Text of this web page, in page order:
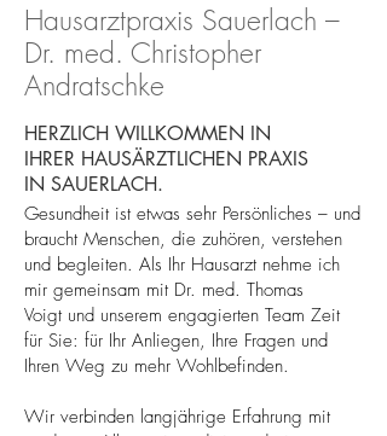
Hausarztpraxis Sauerlach –
Dr. med. Christopher
Andratschke
HERZLICH WILLKOMMEN IN
IHRER HAUSÄRZTLICHEN PRAXIS
IN SAUERLACH.
Gesundheit ist etwas sehr Persönliches – und
braucht Menschen, die zuhören, verstehen
und begleiten. Als Ihr Hausarzt nehme ich
mir gemeinsam mit Dr. med. Thomas
Voigt und unserem engagierten Team Zeit
für Sie: für Ihr Anliegen, Ihre Fragen und
Ihren Weg zu mehr Wohlbefinden.
Wir verbinden langjährige Erfahrung mit